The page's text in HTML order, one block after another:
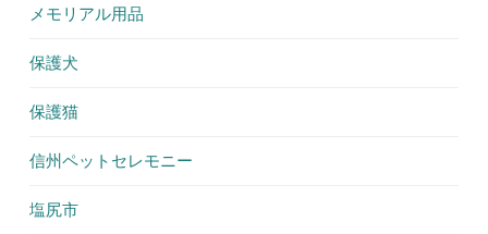
メモリアル用品
保護犬
保護猫
信州ペットセレモニー
塩尻市